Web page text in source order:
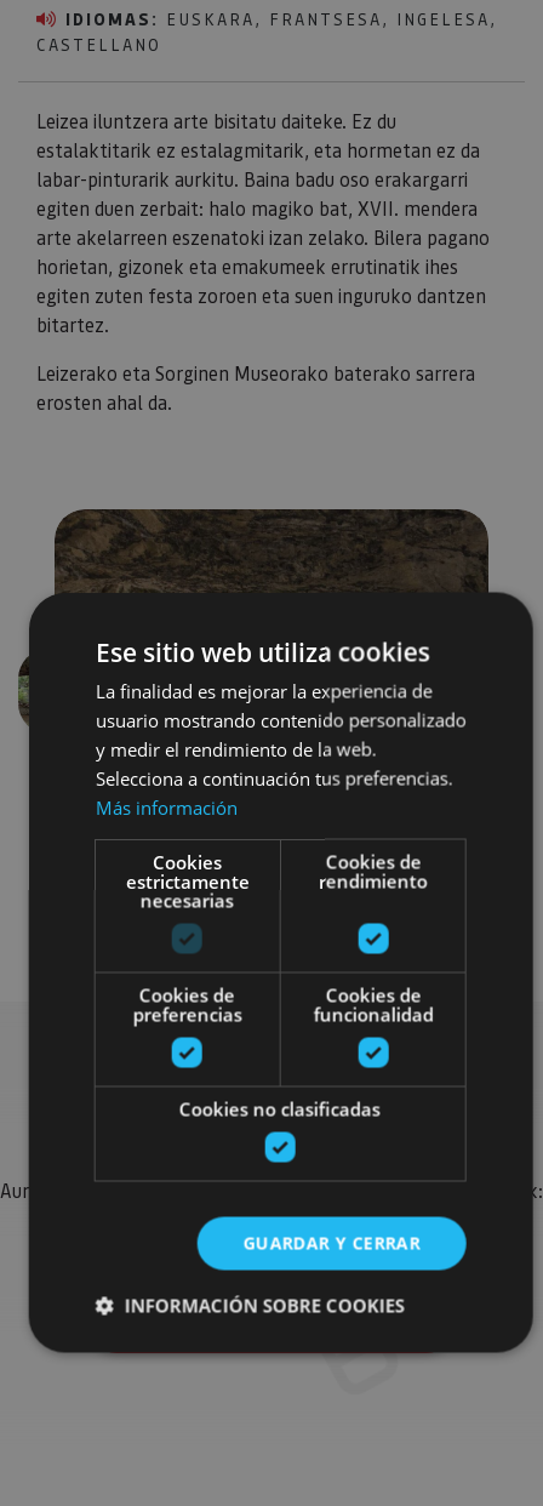
IDIOMAS:
EUSKARA, FRANTSESA, INGELESA,
CASTELLANO
Leizea iluntzera arte bisitatu daiteke. Ez du
estalaktitarik ez estalagmitarik, eta hormetan ez da
labar-pinturarik aurkitu. Baina badu oso erakargarri
egiten duen zerbait: halo magiko bat, XVII. mendera
arte akelarreen eszenatoki izan zelako. Bilera pagano
horietan, gizonek eta emakumeek errutinatik ihes
egiten zuten festa zoroen eta suen inguruko dantzen
bitartez.
Leizerako eta Sorginen Museorako baterako sarrera
erosten ahal da.
Aurrekoa
Bilatu plan gehiago
Aurkitu zure bidaia Nafarroan osatzeko planak eta iradokizunak:
jarduera antolatuak, bisitak eta agendaren ekitaldi
garrantzitsuenak.
Ese sitio web utiliza cookies
La finalidad es mejorar la experiencia de
usuario mostrando contenido personalizado
y medir el rendimiento de la web.
Selecciona a continuación tus preferencias.
Más información
Cookies
estrictamente
necesarias
Cookies de
rendimiento
Cookies de
preferencias
Cookies de
funcionalidad
Cookies no clasificadas
GUARDAR Y CERRAR
INFORMACIÓN SOBRE COOKIES